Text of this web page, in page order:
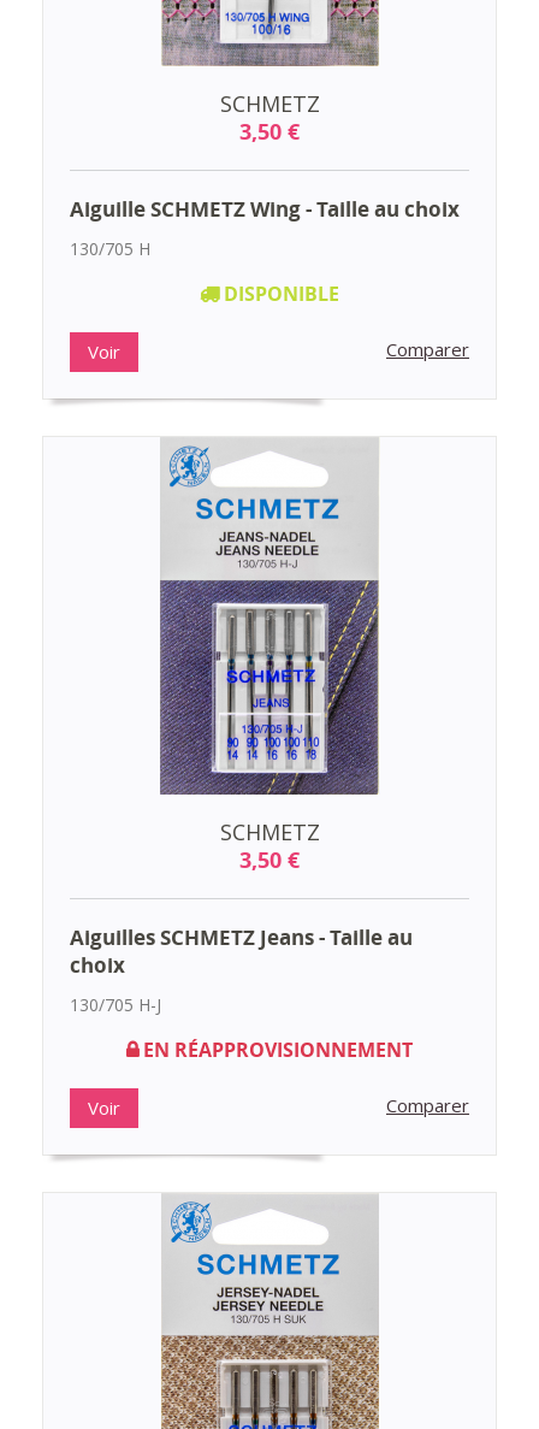
SCHMETZ
3,50 €
Aiguille SCHMETZ Wing - Taille au choix
130/705 H
DISPONIBLE
Voir Comparer
SCHMETZ
3,50 €
Aiguilles SCHMETZ Jeans - Taille au
choix
130/705 H-J
EN RÉAPPROVISIONNEMENT
Voir Comparer